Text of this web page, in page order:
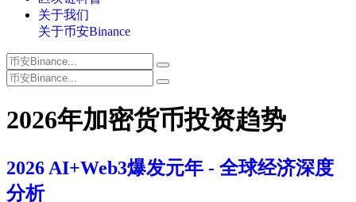
关于我们
关于币安Binance
2026年加密货币投资趋势
2026 AI+Web3爆发元年 - 全球经济深度
分析